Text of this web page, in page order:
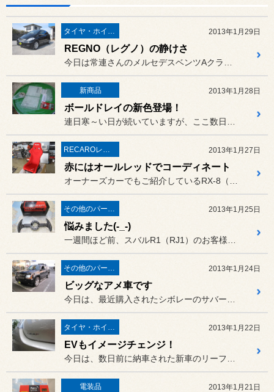
2013年1月29日
REGNO（レグノ）の静けさ
新商品 2013年1月28日
ボールドレイの新色登場！
2013年1月27日
赤にはオールレッドでコーディネート
2013年1月25日
悩みました(-_-)
2013年1月24日
ビッグなアメ車です
2013年1月22日
EVもイメージチェンジ！
電装品 2013年1月21日